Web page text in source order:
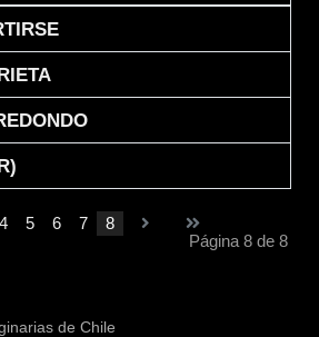
Página 8 de 8
4 5 6 7 8
de Chile